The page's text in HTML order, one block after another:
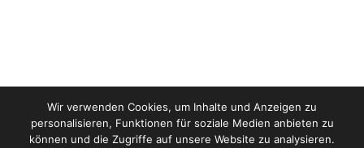
Wir verwenden Cookies, um Inhalte und Anzeigen zu
personalisieren, Funktionen für soziale Medien anbieten zu
können und die Zugriffe auf unsere Website zu analysieren.